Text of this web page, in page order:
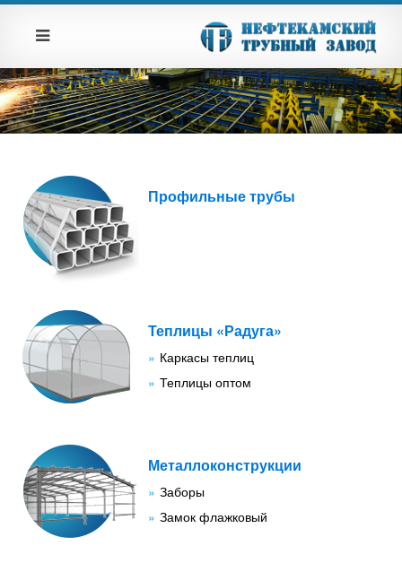
Профильные трубы
Теплицы «Радуга»
Каркасы теплиц
Теплицы оптом
Металлоконструкции
Заборы
Замок флажковый